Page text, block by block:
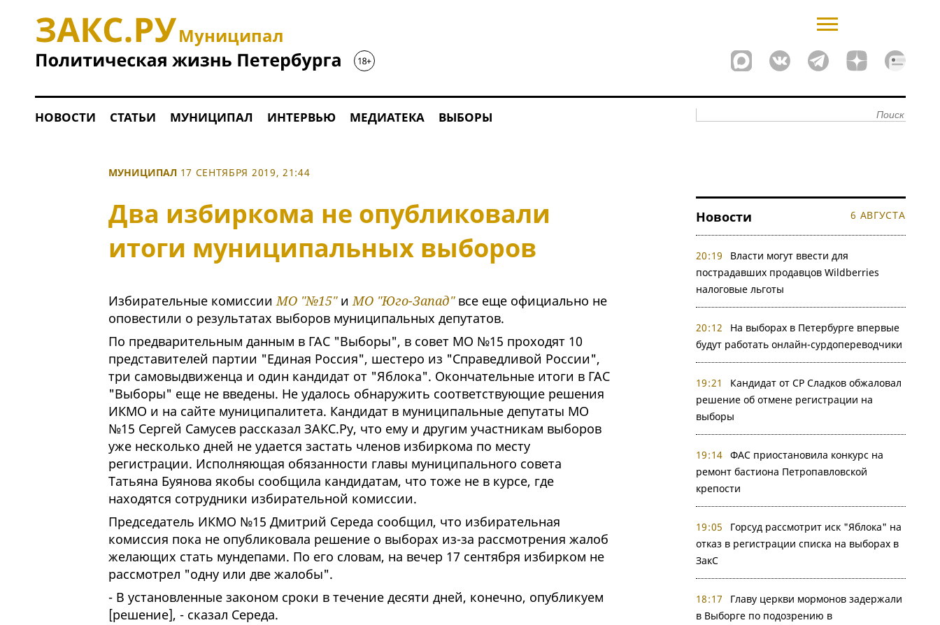
Муниципал
НОВОСТИ СТАТЬИ МУНИЦИПАЛ ИНТЕРВЬЮ МЕДИАТЕКА ВЫБОРЫ
МУНИЦИПАЛ 17 СЕНТЯБРЯ 2019, 21:44
Два избиркома не опубликовали
итоги муниципальных выборов
Избирательные комиссииМО "№15"иМО "Юго-Запад"все еще официально не
оповестили о результатах выборов муниципальных депутатов.
По предварительным данным в ГАС "Выборы", в совет МО №15 проходят 10
представителей партии "Единая Россия", шестеро из "Справедливой России",
три самовыдвиженца и один кандидат от "Яблока". Окончательные итоги в ГАС
"Выборы" еще не введены. Не удалось обнаружить соответствующие решения
ИКМО и на сайте муниципалитета. Кандидат в муниципальные депутаты МО
№15 Сергей Самусев рассказал ЗАКС.Ру, что ему и другим участникам выборов
уже несколько дней не удается застать членов избиркома по месту
регистрации. Исполняющая обязанности главы муниципального совета
Татьяна Буянова якобы сообщила кандидатам, что тоже не в курсе, где
находятся сотрудники избирательной комиссии.
Председатель ИКМО №15 Дмитрий Середа сообщил, что избирательная
комиссия пока не опубликовала решение о выборах из-за рассмотрения жалоб
желающих стать мундепами. По его словам, на вечер 17 сентября избирком не
рассмотрел "одну или две жалобы".
- В установленные законом сроки в течение десяти дней, конечно, опубликуем
[решение], - сказал Середа.
Новости 6 АВГУСТА
20:19
Власти могут ввести для
пострадавших продавцов Wildberries
налоговые льготы
20:12
На выборах в Петербурге впервые
будут работать онлайн-сурдопереводчики
19:21
Кандидат от СР Сладков обжаловал
решение об отмене регистрации на
выборы
19:14 ФАС приостановила конкурс на
ремонт бастиона Петропавловской
крепости
19:05
Горсуд рассмотрит иск "Яблока" на
отказ в регистрации списка на выборах в
ЗакС
18:17
Главу церкви мормонов задержали
в Выборге по подозрению в